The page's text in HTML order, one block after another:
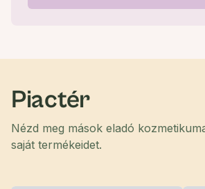
Piactér
Nézd meg mások eladó
saját termékeidet.